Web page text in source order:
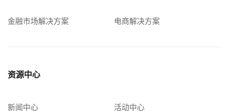
金融市场解决方案 电商解决方案
资源中心
新闻中心 活动中心